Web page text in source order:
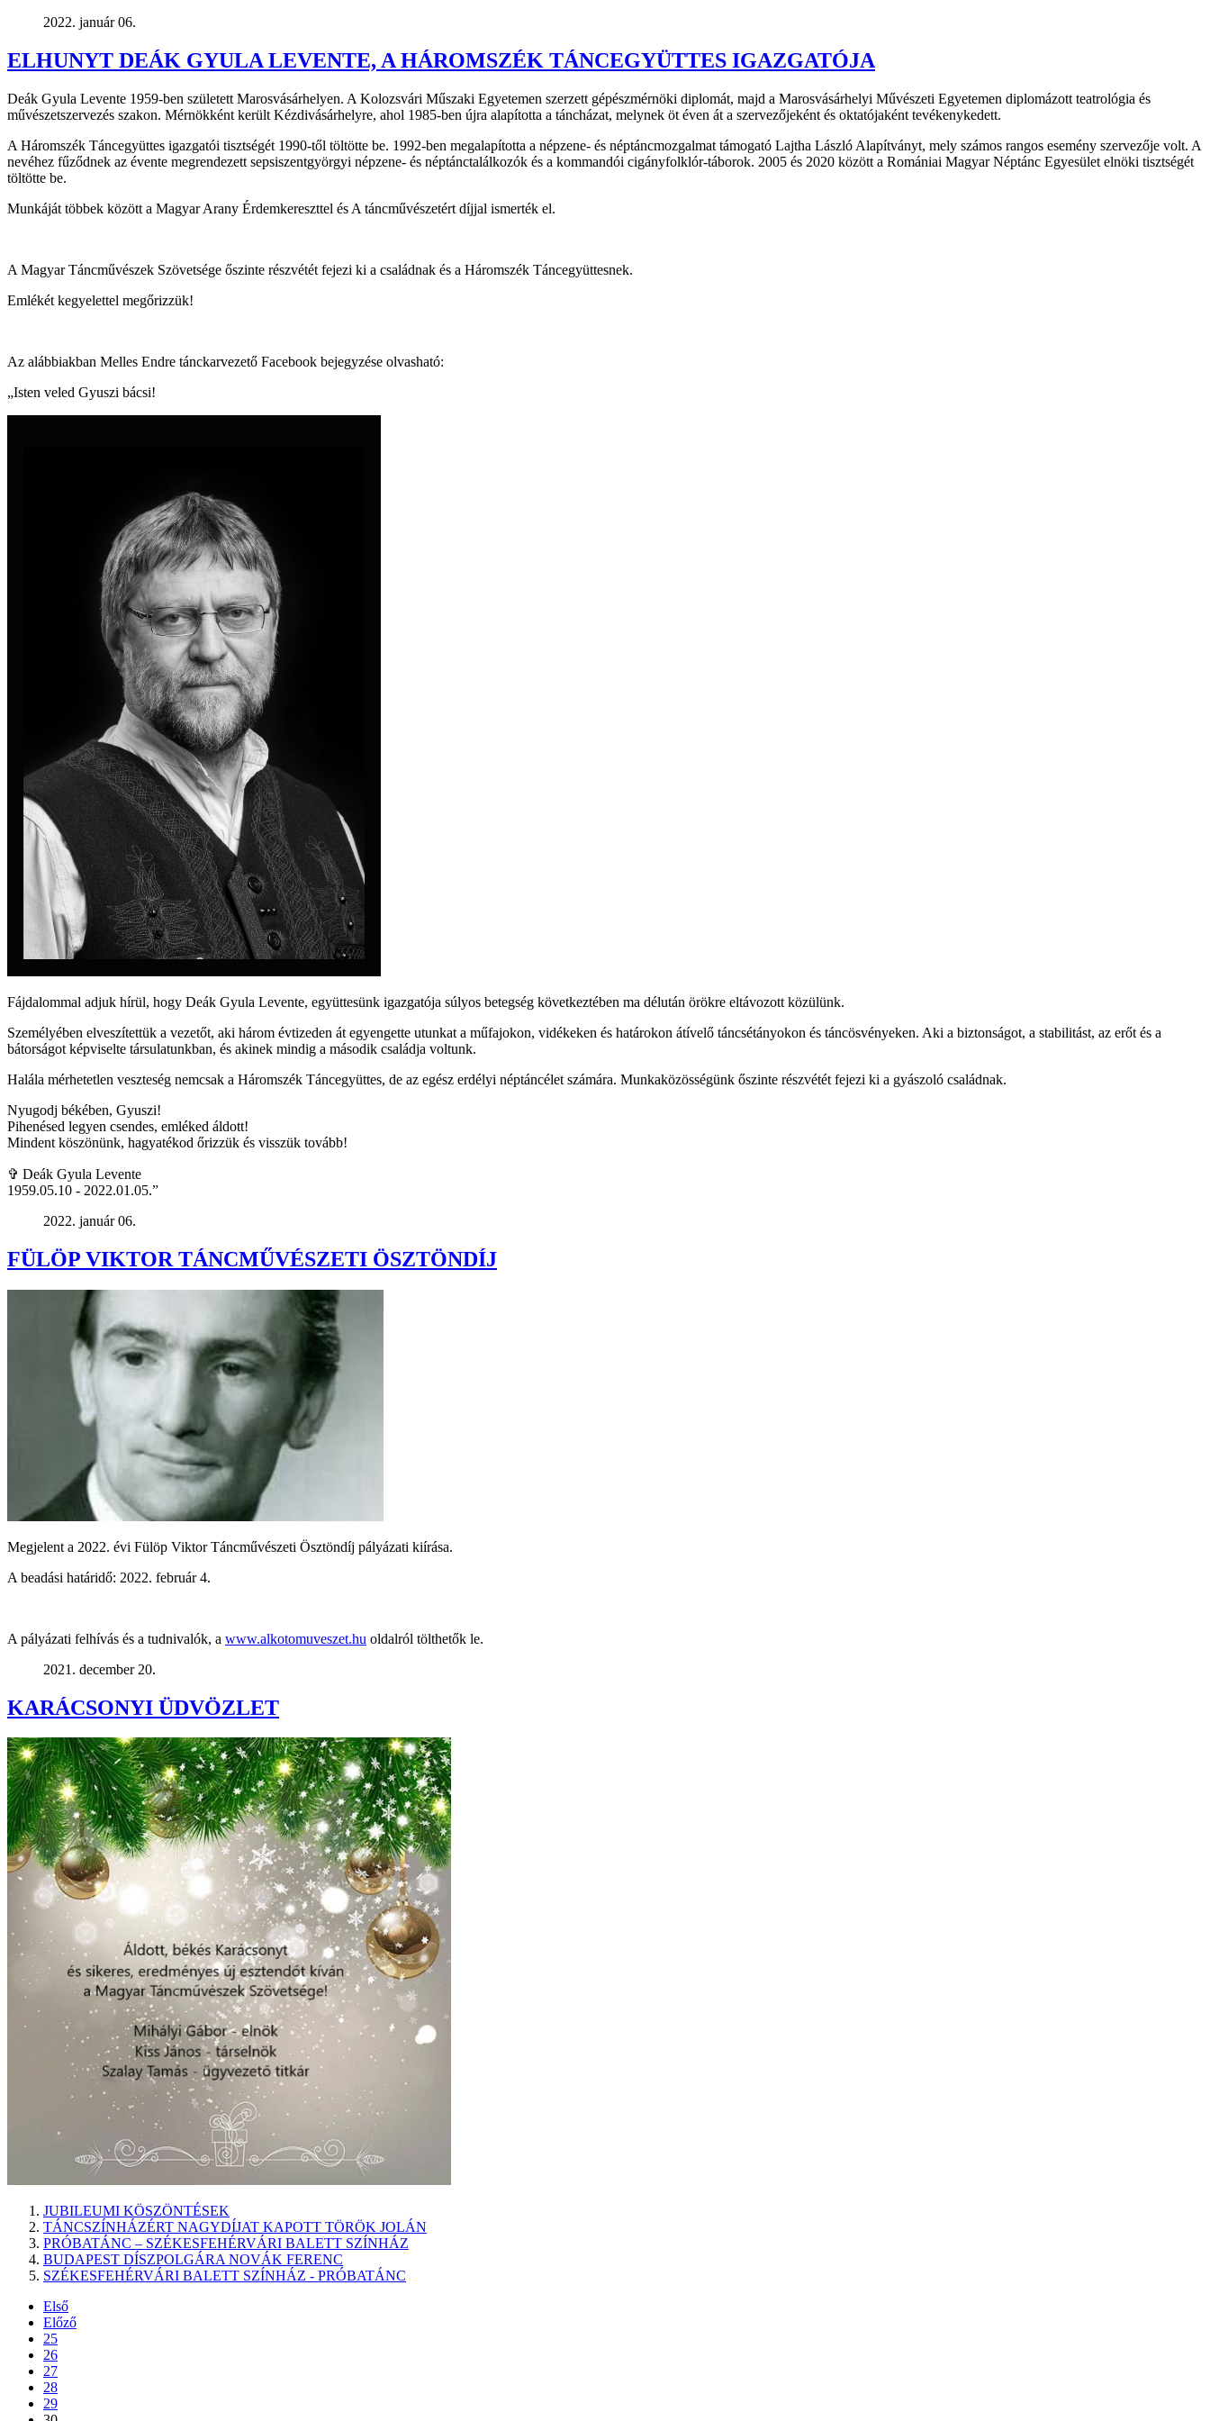
2022. január 06.
ELHUNYT DEÁK GYULA LEVENTE, A HÁROMSZÉK TÁNCEGYÜTTES IGAZGATÓJA
Deák Gyula Levente 1959-ben született Marosvásárhelyen. A Kolozsvári Műszaki Egyetemen szerzett gépészmérnöki diplomát, majd a Marosvásárhelyi Művészeti Egyetemen diplomázott teatrológia és
művészetszervezés szakon. Mérnökként került Kézdivásárhelyre, ahol 1985-ben újra alapította a táncházat, melynek öt éven át a szervezőjeként és oktatójaként tevékenykedett.
A Háromszék Táncegyüttes igazgatói tisztségét 1990-től töltötte be. 1992-ben megalapította a népzene- és néptáncmozgalmat támogató Lajtha László Alapítványt, mely számos rangos esemény szervezője volt. A
nevéhez fűződnek az évente megrendezett sepsiszentgyörgyi népzene- és néptánctalálkozók és a kommandói cigányfolklór-táborok. 2005 és 2020 között a Romániai Magyar Néptánc Egyesület elnöki tisztségét
töltötte be.
Munkáját többek között a Magyar Arany Érdemkereszttel és A táncművészetért díjjal ismerték el.
A Magyar Táncművészek Szövetsége őszinte részvétét fejezi ki a családnak és a Háromszék Táncegyüttesnek.
Emlékét kegyelettel megőrizzük!
Az alábbiakban Melles Endre tánckarvezető Facebook bejegyzése olvasható:
„Isten veled Gyuszi bácsi!
Fájdalommal adjuk hírül, hogy Deák Gyula Levente, együttesünk igazgatója súlyos betegség következtében ma délután örökre eltávozott közülünk.
Személyében elveszítettük a vezetőt, aki három évtizeden át egyengette utunkat a műfajokon, vidékeken és határokon átívelő táncsétányokon és táncösvényeken. Aki a biztonságot, a stabilitást, az erőt és a
bátorságot képviselte társulatunkban, és akinek mindig a második családja voltunk.
Halála mérhetetlen veszteség nemcsak a Háromszék Táncegyüttes, de az egész erdélyi néptáncélet számára. Munkaközösségünk őszinte részvétét fejezi ki a gyászoló családnak.
Nyugodj békében, Gyuszi!
Pihenésed legyen csendes, emléked áldott!
Mindent köszönünk, hagyatékod őrizzük és visszük tovább!
✞ Deák Gyula Levente
1959.05.10 - 2022.01.05.”
2022. január 06.
FÜLÖP VIKTOR TÁNCMŰVÉSZETI ÖSZTÖNDÍJ
Megjelent a 2022. évi Fülöp Viktor Táncművészeti Ösztöndíj pályázati kiírása.
A beadási határidő: 2022. február 4.
A pályázati felhívás és a tudnivalók, a www.alkotomuveszet.hu oldalról tölthetők le.
2021. december 20.
KARÁCSONYI ÜDVÖZLET
JUBILEUMI KÖSZÖNTÉSEK
TÁNCSZÍNHÁZÉRT NAGYDÍJAT KAPOTT TÖRÖK JOLÁN
PRÓBATÁNC – SZÉKESFEHÉRVÁRI BALETT SZÍNHÁZ
BUDAPEST DÍSZPOLGÁRA NOVÁK FERENC
SZÉKESFEHÉRVÁRI BALETT SZÍNHÁZ - PRÓBATÁNC
Első
Előző
25
26
27
28
29